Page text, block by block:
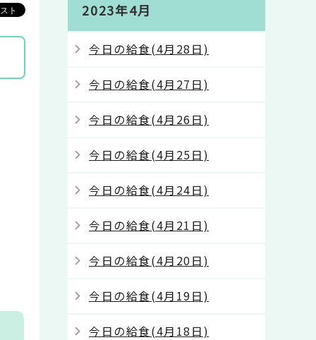
2023年4月
今日の給食(4月28日)
今日の給食(4月27日)
今日の給食(4月26日)
今日の給食(4月25日)
今日の給食(4月24日)
今日の給食(4月21日)
今日の給食(4月20日)
今日の給食(4月19日)
今日の給食(4月18日)